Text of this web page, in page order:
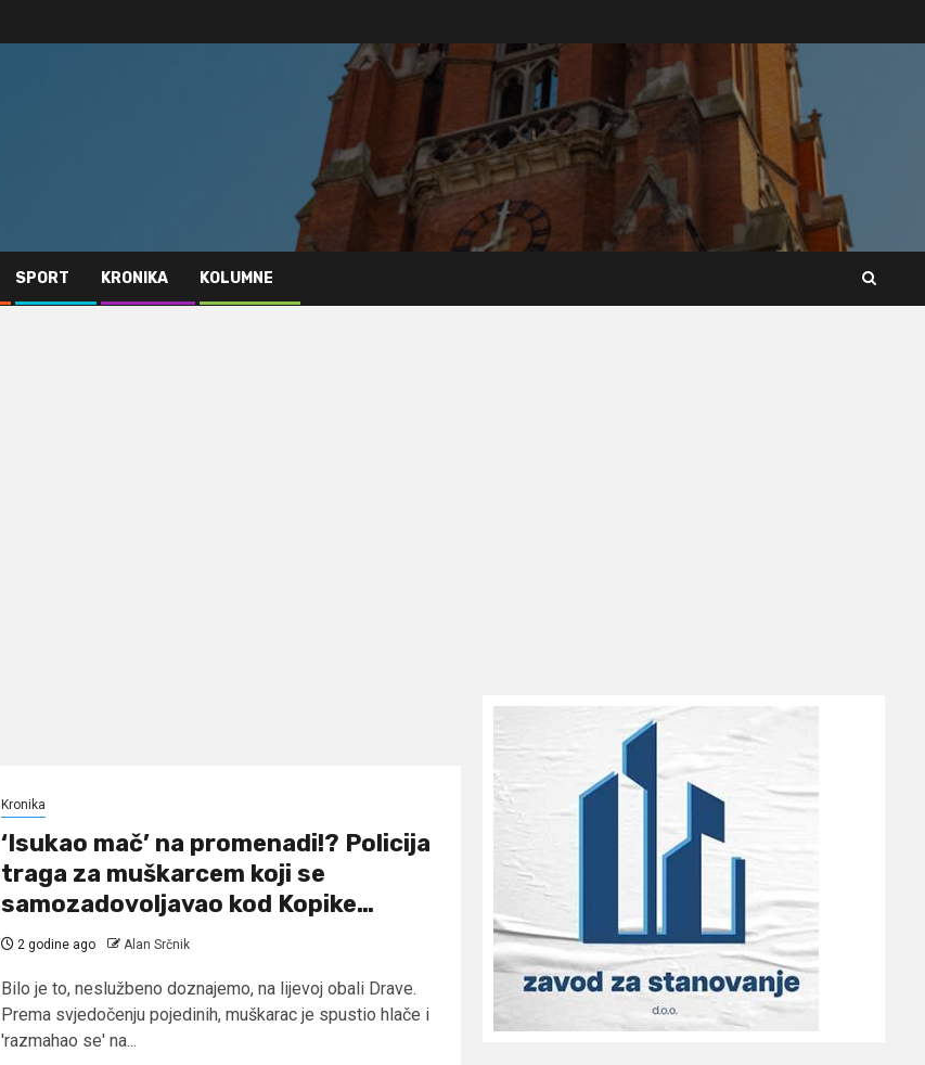
SPORT KRONIKA KOLUMNE
Kronika
‘Isukao mač’ na promenadi!? Policija
traga za muškarcem koji se
samozadovoljavao kod Kopike…
2 godine ago Alan Srčnik
Bilo je to, neslužbeno doznajemo, na lijevoj obali Drave.
Prema svjedočenju pojedinih, muškarac je spustio hlače i
'razmahao se' na...